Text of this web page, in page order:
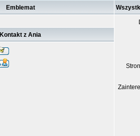
Emblemat
Kontakt z Ania